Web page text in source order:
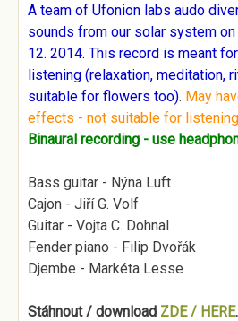
A team of Ufonion labs audo
sounds from our solar system
12. 2014. This record is meant
listening (relaxation, meditation,
suitable for flowers too). May
effects - not suitable for
Binaural recording - use
Bass guitar - Nýna Luft
Cajon - Jiří G. Volf
Guitar - Vojta C. Dohnal
Fender piano - Filip Dvořák
Djembe - Markéta Lesse
Stáhnout / download ZDE / HERE.